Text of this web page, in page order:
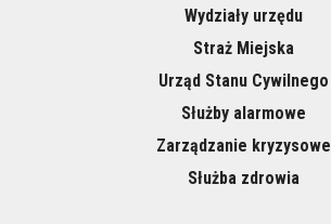
Wydziały urzędu
Straż Miejska
Urząd Stanu Cywilnego
Służby alarmowe
Zarządzanie kryzysowe
Służba zdrowia